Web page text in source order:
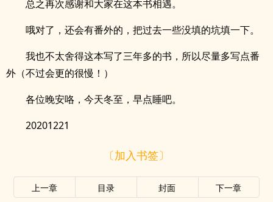
总之再次感谢和大家在这本书相遇。
哦对了，还会有番外的，把过去一些没填的坑填一下。
我也不太舍得这本写了三年多的书，所以尽量多写点番
外（不过会更的很慢！）
各位晚安咯，今天冬至，早点睡吧。
20201221
〔加入书签〕
上一章 目录 封面 下一章